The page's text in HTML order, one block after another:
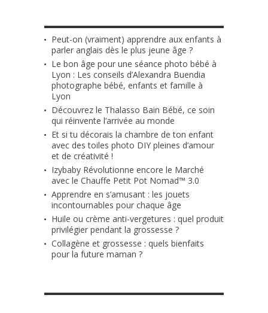
Peut-on (vraiment) apprendre aux enfants à
parler anglais dès le plus jeune âge ?
Le bon âge pour une séance photo bébé à
Lyon : Les conseils d’Alexandra Buendia
photographe bébé, enfants et famille à
Lyon
Découvrez le Thalasso Bain Bébé, ce soin
qui réinvente l’arrivée au monde
Et si tu décorais la chambre de ton enfant
avec des toiles photo DIY pleines d’amour
et de créativité !
Izybaby Révolutionne encore le Marché
avec le Chauffe Petit Pot Nomad™ 3.0
Apprendre en s’amusant : les jouets
incontournables pour chaque âge
Huile ou crème anti-vergetures : quel produit
privilégier pendant la grossesse ?
Collagène et grossesse : quels bienfaits
pour la future maman ?